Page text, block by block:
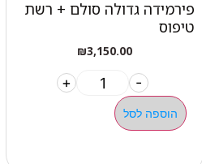
פירמידה גדולה סולם + רשת
טיפוס
₪3,150.00
-
+
הוספה לסל